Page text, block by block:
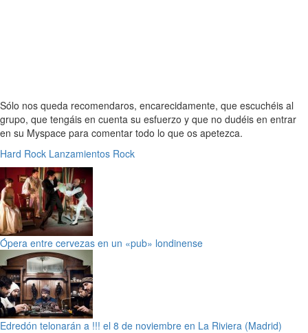
Sólo nos queda recomendaros, encarecidamente, que escuchéis al
grupo, que tengáis en cuenta su esfuerzo y que no dudéis en entrar
en su Myspace para comentar todo lo que os apetezca.
Hard Rock Lanzamientos Rock
Ópera entre cervezas en un «pub» londinense
Edredón telonarán a !!! el 8 de noviembre en La Riviera (Madrid)